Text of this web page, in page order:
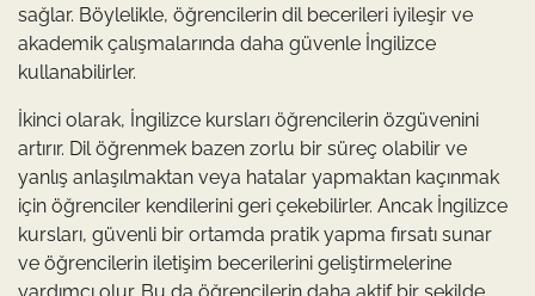
sağlar. Böylelikle, öğrencilerin dil becerileri iyileşir ve
akademik çalışmalarında daha güvenle İngilizce
kullanabilirler.
İkinci olarak, İngilizce kursları öğrencilerin özgüvenini
artırır. Dil öğrenmek bazen zorlu bir süreç olabilir ve
yanlış anlaşılmaktan veya hatalar yapmaktan kaçınmak
için öğrenciler kendilerini geri çekebilirler. Ancak İngilizce
kursları, güvenli bir ortamda pratik yapma fırsatı sunar
ve öğrencilerin iletişim becerilerini geliştirmelerine